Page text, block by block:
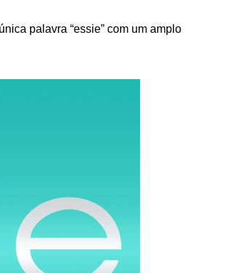
palavra “essie” com um amplo